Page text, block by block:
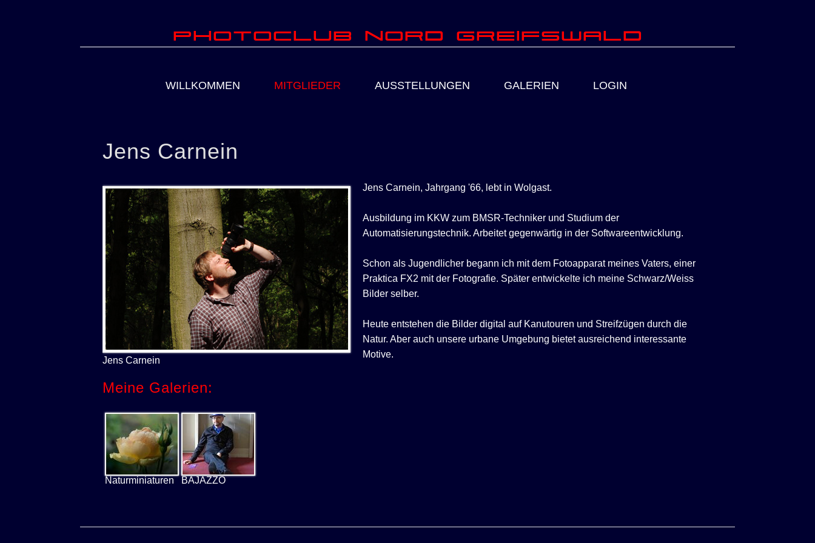
Photoclub Nord Greifswald
WILLKOMMEN MITGLIEDER AUSSTELLUNGEN GALERIEN LOGIN
Jens Carnein
Jens Carnein
Jens Carnein, Jahrgang '66, lebt in Wolgast.
Ausbildung im KKW zum BMSR-Techniker und Studium der
Automatisierungstechnik. Arbeitet gegenwärtig in der Softwareentwicklung.
Schon als Jugendlicher begann ich mit dem Fotoapparat meines Vaters, einer
Praktica FX2 mit der Fotografie. Später entwickelte ich meine Schwarz/Weiss
Bilder selber.
Heute entstehen die Bilder digital auf Kanutouren und Streifzügen durch die
Natur. Aber auch unsere urbane Umgebung bietet ausreichend interessante
Motive.
Meine Galerien:
Naturminiaturen BAJAZZO